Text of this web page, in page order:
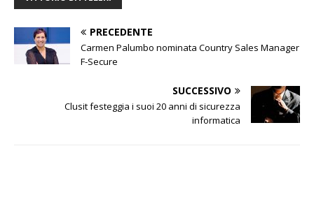
PRECEDENTE
Carmen Palumbo nominata Country Sales Manager
F-Secure
SUCCESSIVO
Clusit festeggia i suoi 20 anni di sicurezza
informatica